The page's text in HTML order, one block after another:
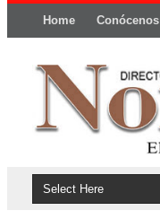
Home Conócenos